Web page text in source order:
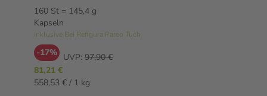
160 St = 145,4 g
Kapseln
inklusive Bei Refigura Pareo Tuch
-17% UVP: 97,90 €
81,21 €
558,53 € / 1 kg